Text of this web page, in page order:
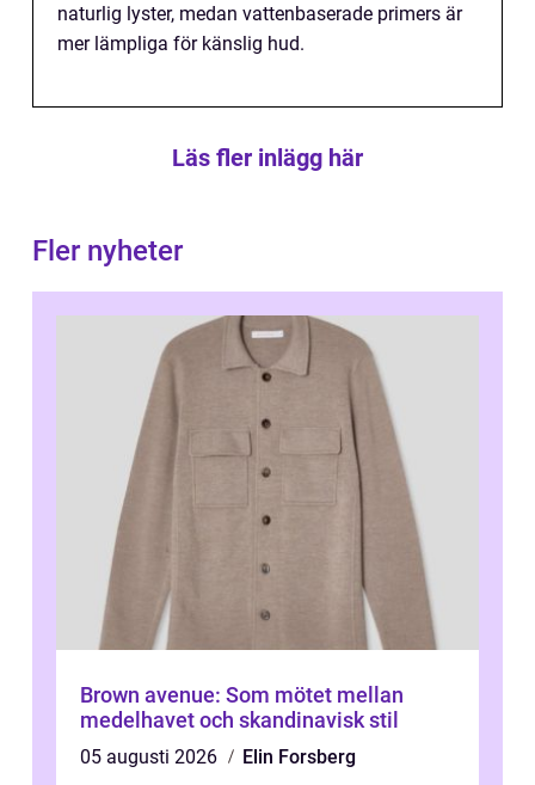
naturlig lyster, medan vattenbaserade primers är
mer lämpliga för känslig hud.
Läs fler inlägg här
Fler nyheter
Brown avenue: Som mötet mellan
medelhavet och skandinavisk stil
05 augusti 2026
Elin Forsberg